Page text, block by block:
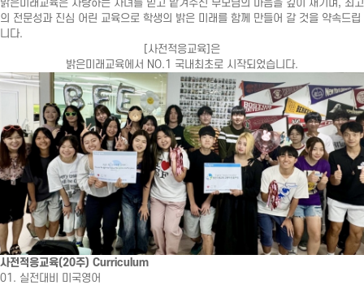
밝은미래교육은 사랑하는 자녀를 믿고 맡겨주신 부모님의 마음을 깊이 새기며, 최고
의 전문성과 진심 어린 교육으로 학생의 밝은 미래를 함께 만들어 갈 것을 약속드립
니다.
[사전적응교육]은
밝은미래교육에서 NO.1 국내최초로 시작되었습니다.
사전적응교육(20주) Curriculum
01. 실전대비 미국영어